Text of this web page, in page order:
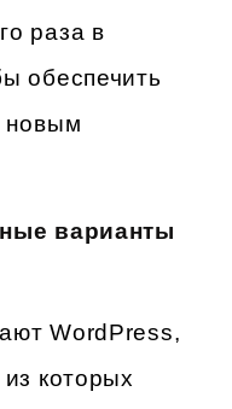
раза в
обеспечить
новым
варианты
WordPress,
которых